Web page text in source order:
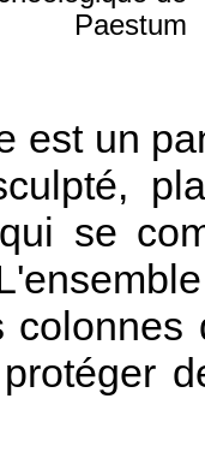
Paestum
est un
se
colonnes